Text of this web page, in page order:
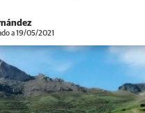
a 19/05/2021